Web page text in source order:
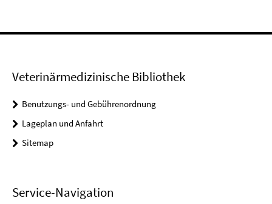
Veterinärmedizinische Bibliothek
Benutzungs- und Gebührenordnung
Lageplan und Anfahrt
Sitemap
Service-Navigation